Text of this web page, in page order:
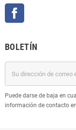
BOLETÍN
Puede darse de baja en
información de contacto